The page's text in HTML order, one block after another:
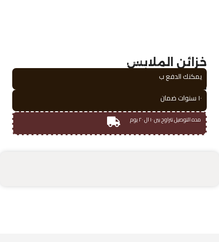
خزائن الملابس
افضل
أسرّة غرف النوم
طاولات سرير
Read more
يمكنك الدفع ب
١٠ سنوات ضمان
مده التوصيل تتراوح بين ١٠ ال ٢٠ يوم